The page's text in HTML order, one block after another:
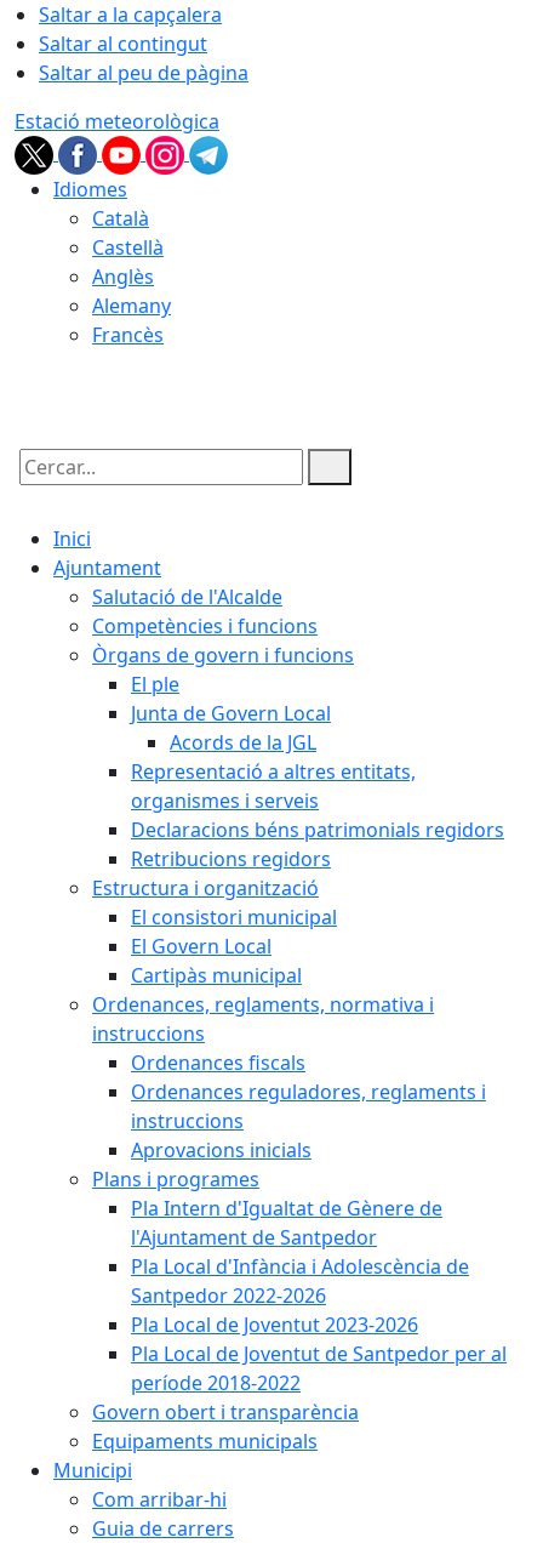
Saltar a la capçalera
Saltar al contingut
Saltar al peu de pàgina
Estació meteorològica
Idiomes
Català
Castellà
Anglès
Alemany
Francès
Cercar:
Inici
Ajuntament
Salutació de l'Alcalde
Competències i funcions
Òrgans de govern i funcions
El ple
Junta de Govern Local
Acords de la JGL
Representació a altres entitats,
organismes i serveis
Declaracions béns patrimonials regidors
Retribucions regidors
Estructura i organització
El consistori municipal
El Govern Local
Cartipàs municipal
Ordenances, reglaments, normativa i
instruccions
Ordenances fiscals
Ordenances reguladores, reglaments i
instruccions
Aprovacions inicials
Plans i programes
Pla Intern d'Igualtat de Gènere de
l'Ajuntament de Santpedor
Pla Local d'Infància i Adolescència de
Santpedor 2022-2026
Pla Local de Joventut 2023-2026
Pla Local de Joventut de Santpedor per al
període 2018-2022
Govern obert i transparència
Equipaments municipals
Municipi
Com arribar-hi
Guia de carrers